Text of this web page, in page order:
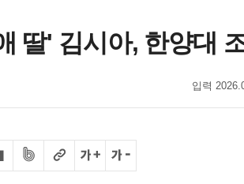
딸' 김시아, 한양대
입력